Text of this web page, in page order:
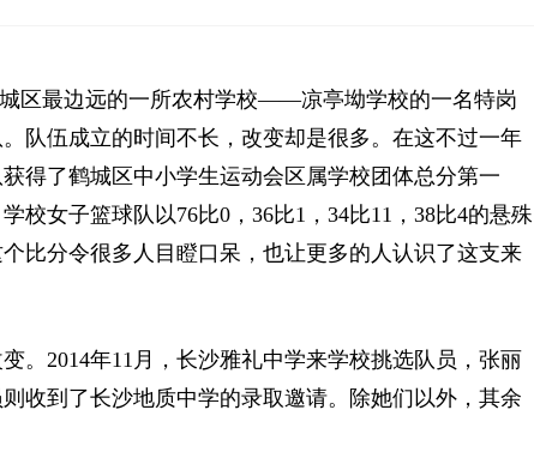
区最边远的一所农村学校——凉亭坳学校的一名特岗
队伍成立的时间不长，改变却是很多。在这不过一年
得了鹤城区中小学生运动会区属学校团体总分第一
校女子篮球队以76比0，36比1，34比11，38比4的悬殊
比分令很多人目瞪口呆，也让更多的人认识了这支来
2014年11月，长沙雅礼中学来学校挑选队员，张丽
收到了长沙地质中学的录取邀请。除她们以外，其余